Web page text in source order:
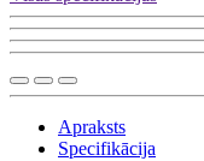
Apraksts
Specifikācija